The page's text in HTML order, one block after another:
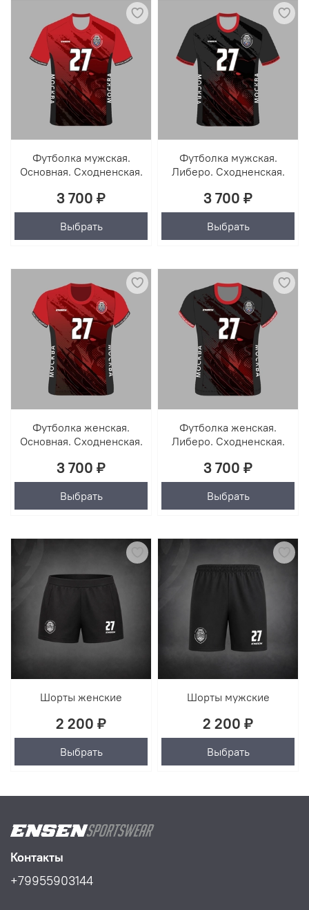
Футболка мужская.
Основная. Сходненская.
3 700 ₽
Выбрать
Футболка мужская.
Либеро. Сходненская.
3 700 ₽
Выбрать
Футболка женская.
Основная. Сходненская.
3 700 ₽
Выбрать
Футболка женская.
Либеро. Сходненская.
3 700 ₽
Выбрать
Шорты женские
2 200 ₽
Выбрать
Шорты мужские
2 200 ₽
Выбрать
Контакты
+79955903144